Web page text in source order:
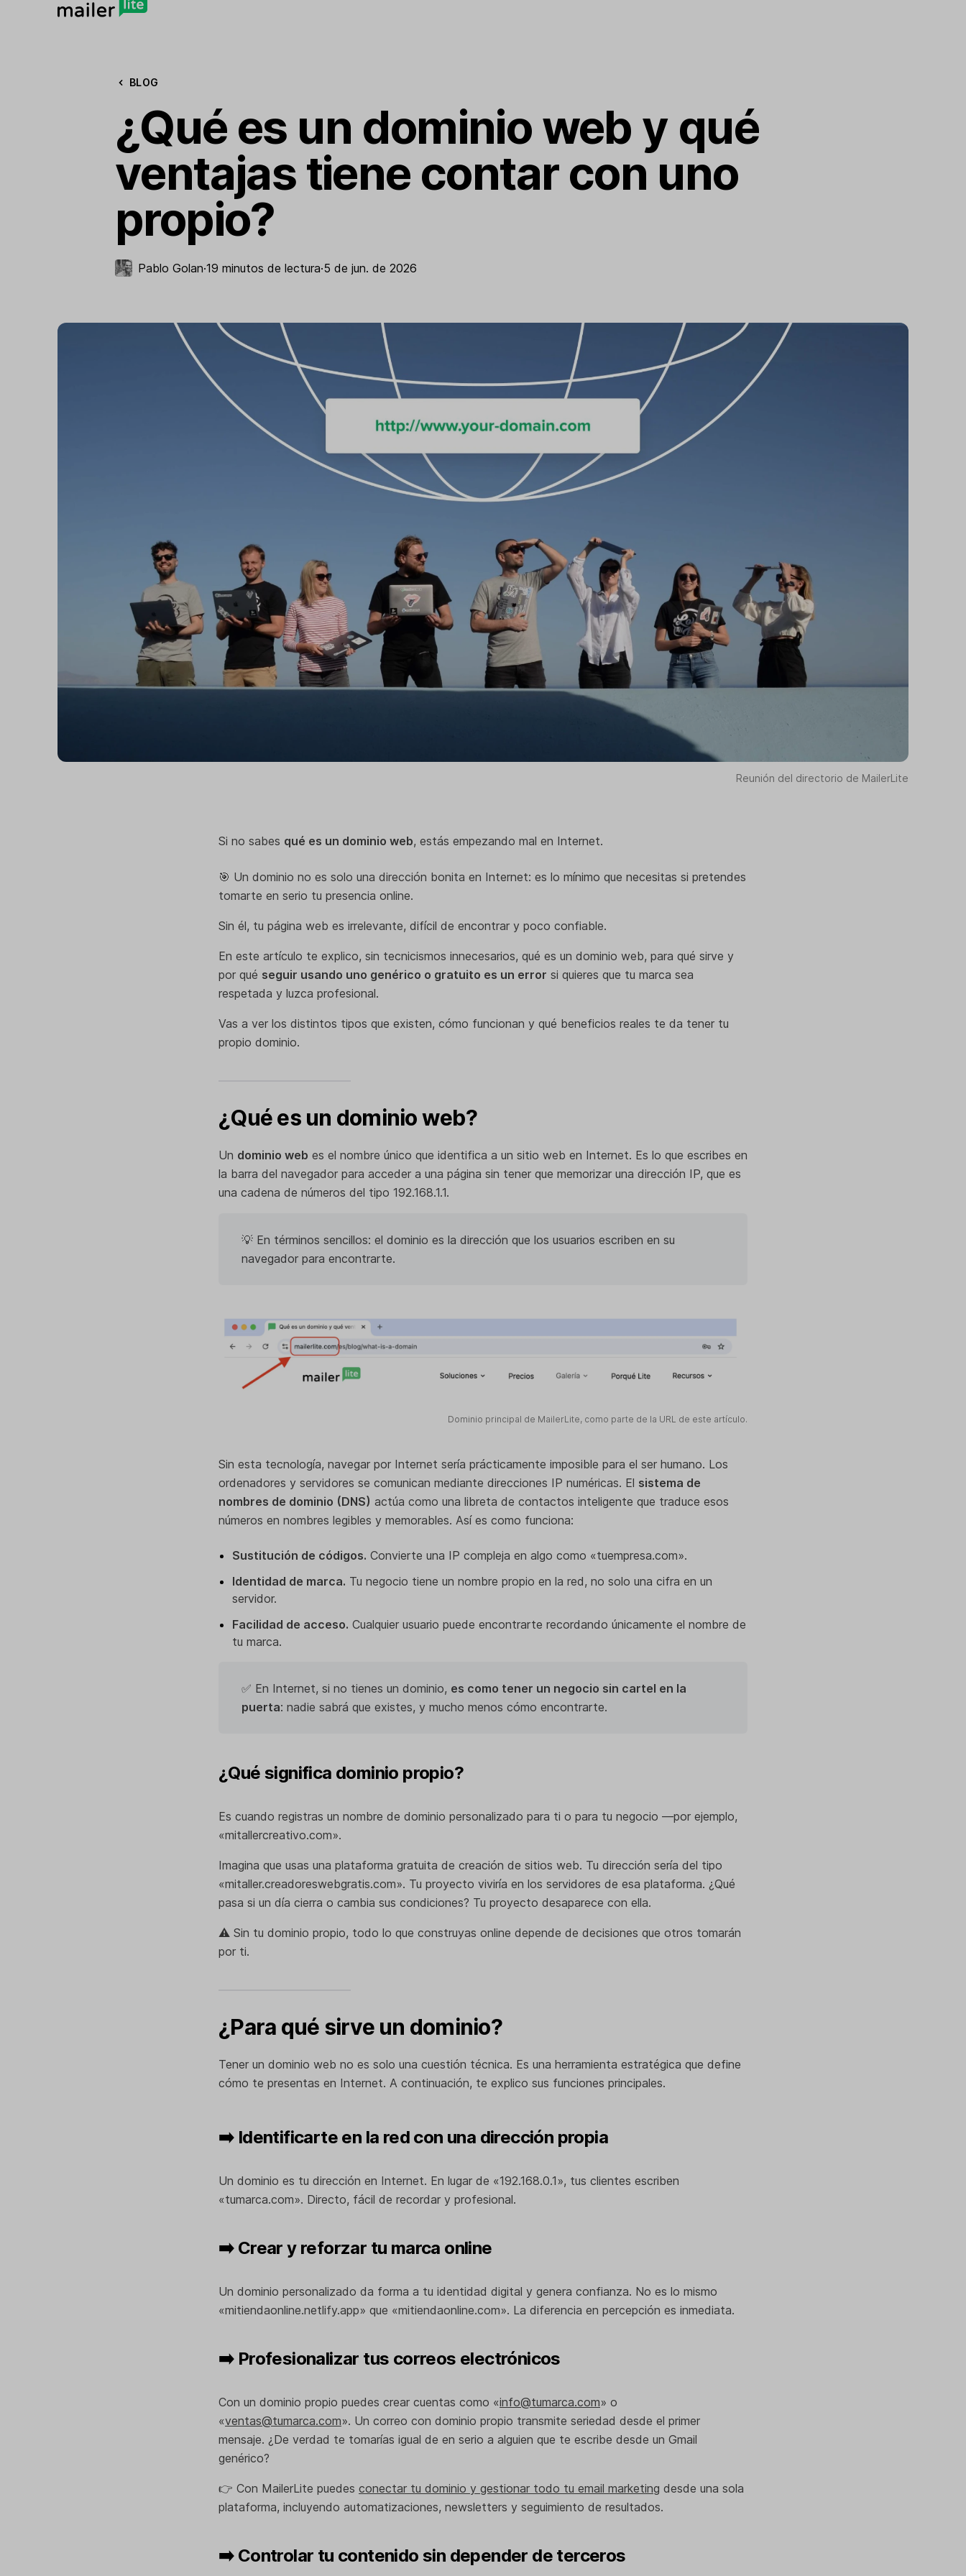
BLOG
¿Qué es un dominio web y qué
ventajas tiene contar con uno
propio?
Pablo Golan·19 minutos de lectura·5 de jun. de 2026
Reunión del directorio de MailerLite
Si no sabes qué es un dominio web, estás empezando mal en Internet.
🎯 Un dominio no es solo una dirección bonita en Internet: es lo mínimo que necesitas si pretendes
tomarte en serio tu presencia online.
Sin él, tu página web es irrelevante, difícil de encontrar y poco confiable.
En este artículo te explico, sin tecnicismos innecesarios, qué es un dominio web, para qué sirve y
por qué seguir usando uno genérico o gratuito es un error si quieres que tu marca sea
respetada y luzca profesional.
Vas a ver los distintos tipos que existen, cómo funcionan y qué beneficios reales te da tener tu
propio dominio.
¿Qué es un dominio web?
Un dominio web es el nombre único que identifica a un sitio web en Internet. Es lo que escribes en
la barra del navegador para acceder a una página sin tener que memorizar una dirección IP, que es
una cadena de números del tipo 192.168.1.1.
💡 En términos sencillos: el dominio es la dirección que los usuarios escriben en su
navegador para encontrarte.
Dominio principal de MailerLite, como parte de la URL de este artículo.
Sin esta tecnología, navegar por Internet sería prácticamente imposible para el ser humano. Los
ordenadores y servidores se comunican mediante direcciones IP numéricas. El sistema de
nombres de dominio (DNS) actúa como una libreta de contactos inteligente que traduce esos
números en nombres legibles y memorables. Así es como funciona:
Sustitución de códigos. Convierte una IP compleja en algo como «tuempresa.com».
Identidad de marca. Tu negocio tiene un nombre propio en la red, no solo una cifra en un
servidor.
Facilidad de acceso. Cualquier usuario puede encontrarte recordando únicamente el nombre de
tu marca.
✅ En Internet, si no tienes un dominio, es como tener un negocio sin cartel en la
puerta: nadie sabrá que existes, y mucho menos cómo encontrarte.
¿Qué significa dominio propio?
Es cuando registras un nombre de dominio personalizado para ti o para tu negocio —por ejemplo,
«mitallercreativo.com».
Imagina que usas una plataforma gratuita de creación de sitios web. Tu dirección sería del tipo
«mitaller.creadoreswebgratis.com». Tu proyecto viviría en los servidores de esa plataforma. ¿Qué
pasa si un día cierra o cambia sus condiciones? Tu proyecto desaparece con ella.
⚠️ Sin tu dominio propio, todo lo que construyas online depende de decisiones que otros tomarán
por ti.
¿Para qué sirve un dominio?
Tener un dominio web no es solo una cuestión técnica. Es una herramienta estratégica que define
cómo te presentas en Internet. A continuación, te explico sus funciones principales.
➡️ Identificarte en la red con una dirección propia
Un dominio es tu dirección en Internet. En lugar de «192.168.0.1», tus clientes escriben
«tumarca.com». Directo, fácil de recordar y profesional.
➡️ Crear y reforzar tu marca online
Un dominio personalizado da forma a tu identidad digital y genera confianza. No es lo mismo
«mitiendaonline.netlify.app» que «mitiendaonline.com». La diferencia en percepción es inmediata.
➡️ Profesionalizar tus correos electrónicos
Con un dominio propio puedes crear cuentas como «info@tumarca.com» o
«ventas@tumarca.com». Un correo con dominio propio transmite seriedad desde el primer
mensaje. ¿De verdad te tomarías igual de en serio a alguien que te escribe desde un Gmail
genérico?
👉 Con MailerLite puedes conectar tu dominio y gestionar todo tu email marketing desde una sola
plataforma, incluyendo automatizaciones, newsletters y seguimiento de resultados.
➡️ Controlar tu contenido sin depender de terceros